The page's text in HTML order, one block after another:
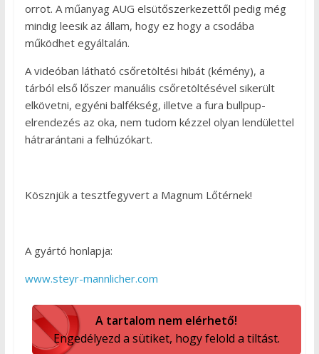
orrot. A műanyag AUG elsütőszerkezettől pedig még
mindig leesik az állam, hogy ez hogy a csodába
működhet egyáltalán.
A videóban látható csőretöltési hibát (kémény), a
tárból első lőszer manuális csőretöltésével sikerült
elkövetni, egyéni balfékség, illetve a fura bullpup-
elrendezés az oka, nem tudom kézzel olyan lendülettel
hátrarántani a felhúzókart.
Kösznjük a tesztfegyvert a Magnum Lőtérnek!
A gyártó honlapja:
www.steyr-mannlicher.com
A tartalom nem elérhető!
Engedélyezd a sütiket, hogy felold a tiltást.